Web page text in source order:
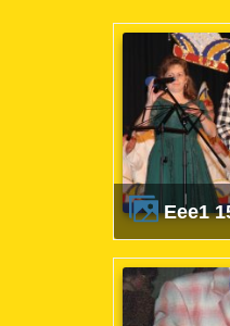
eee1